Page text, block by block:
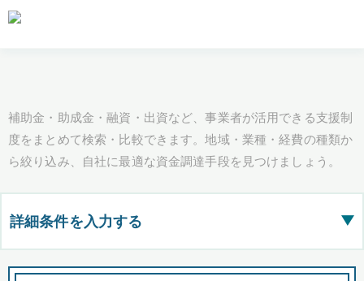
補助金・助成金・融資・出資など、事業者が活用できる支援制
度をまとめて検索・比較できます。地域・業種・経費の種類か
ら絞り込み、自社に最適な資金調達手段を見つけましょう。
詳細条件を入力する ▶
都道府県